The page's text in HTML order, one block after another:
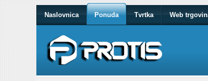
Naslovnica Ponuda Tvrtka Web